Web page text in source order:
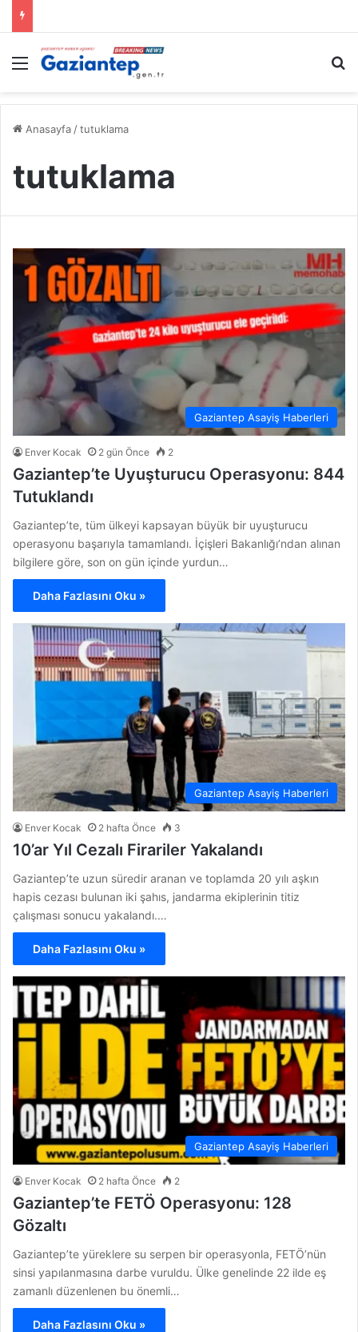
Menü
Anasayfa /tutuklama
tutuklama
Gaziantep Asayiş Haberleri
Enver Kocak 2 gün Önce 2
Gaziantep’te Uyuşturucu Operasyonu: 844
Tutuklandı
Gaziantep’te, tüm ülkeyi kapsayan büyük bir uyuşturucu
operasyonu başarıyla tamamlandı. İçişleri Bakanlığı’ndan alınan
bilgilere göre, son on gün içinde yurdun…
Daha Fazlasını Oku »
Gaziantep Asayiş Haberleri
Enver Kocak 2 hafta Önce 3
10’ar Yıl Cezalı Firariler Yakalandı
Gaziantep’te uzun süredir aranan ve toplamda 20 yılı aşkın
hapis cezası bulunan iki şahıs, jandarma ekiplerinin titiz
çalışması sonucu yakalandı.…
Daha Fazlasını Oku »
Gaziantep Asayiş Haberleri
Enver Kocak 2 hafta Önce 2
Gaziantep’te FETÖ Operasyonu: 128
Gözaltı
Gaziantep’te yüreklere su serpen bir operasyonla, FETÖ’nün
sinsi yapılanmasına darbe vuruldu. Ülke genelinde 22 ilde eş
zamanlı düzenlenen bu önemli…
Daha Fazlasını Oku »